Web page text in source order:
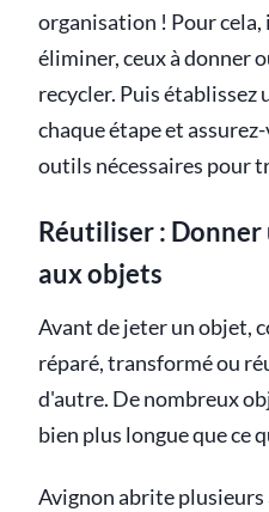
organisation ! Pour
éliminer, ceux à donner
recycler. Puis établissez
chaque étape et
outils nécessaires pour
Réutiliser : Donner
aux objets
Avant de jeter un objet,
réparé, transformé ou
d'autre. De nombreux
bien plus longue que ce
Avignon abrite